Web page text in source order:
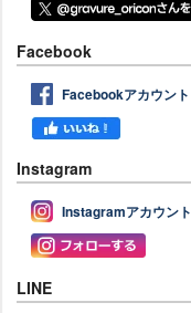
Facebook
Facebookアカウント
Instagram
Instagramアカウント
LINE